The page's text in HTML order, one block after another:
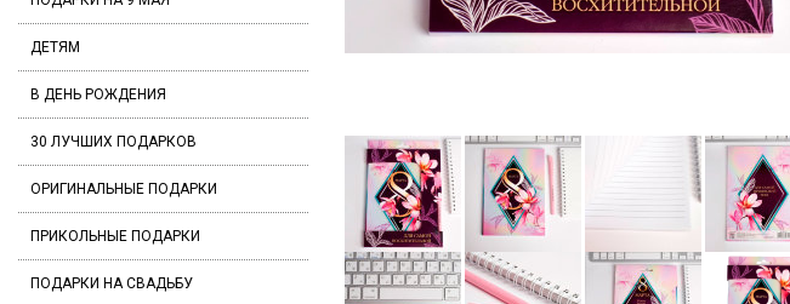
ДЕТЯМ
В ДЕНЬ РОЖДЕНИЯ
30 ЛУЧШИХ ПОДАРКОВ
ОРИГИНАЛЬНЫЕ ПОДАРКИ
ПРИКОЛЬНЫЕ ПОДАРКИ
ПОДАРКИ НА СВАДЬБУ